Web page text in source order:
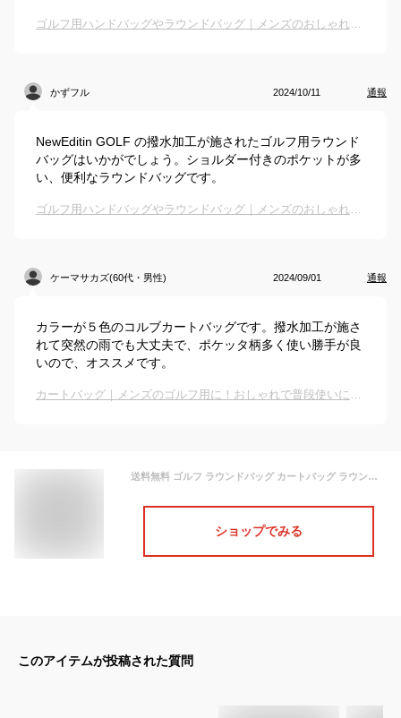
ゴルフ用ハンドバッグやラウンドバッグ｜メンズのおしゃれなブランドなど人気トートバッグのおすすめは？
かずフル 2024/10/11 通報
NewEditin GOLF の撥水加工が施されたゴルフ用ラウンド
バッグはいかがでしょう。ショルダー付きのポケットが多
い、便利なラウンドバッグです。
ゴルフ用ハンドバッグやラウンドバッグ｜メンズのおしゃれなブランドなど人気トートバッグのおすすめは？
ケーマサカズ(60代・男性) 2024/09/01 通報
カラーが５色のコルブカートバッグです。撥水加工が施さ
れて突然の雨でも大丈夫で、ポケッタ柄多く使い勝手が良
いので、オススメです。
カートバッグ｜メンズのゴルフ用に！おしゃれで普段使いにも人気な男性用ラウンドバッグのおすすめは？
送料無料 ゴルフ ラウンドバッグ カートバッグ ラウンド トートバッグ ポーチ ミニバック メンズ レディース 撥水加工 NEG-660 【NewEdition GOLF】
ショップでみる
このアイテムが投稿された質問